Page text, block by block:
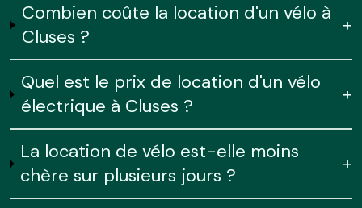
Combien coûte la location d'un vélo à
Cluses ?
+
Quel est le prix de location d'un vélo
électrique à Cluses ?
+
La location de vélo est-elle moins
chère sur plusieurs jours ?
+